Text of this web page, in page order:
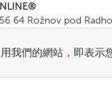
64 Rožnov pod
我們的網站，即表示